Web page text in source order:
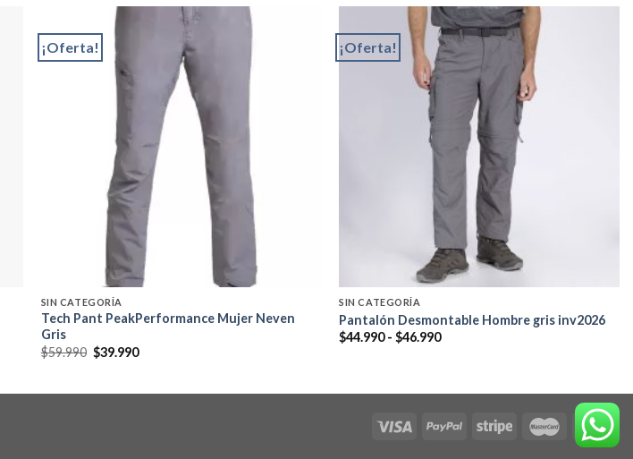
¡Oferta!
SIN CATEGORÍA
Tech Pant PeakPerformance Mujer Neven
Gris
$59.990 El
precio
$39.990El
¡Oferta!
SIN CATEGORÍA
Pantalón Desmontable Hombre gris inv2026
$44.990 - $46.990Rango
hasta